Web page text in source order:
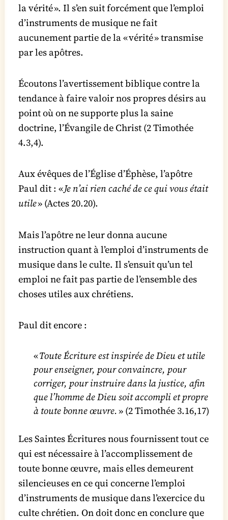
la vérité ». Il s’en suit forcément que l’emploi
d’instruments de musique ne fait
aucunement partie de la « vérité » transmise
par les apôtres.
Écoutons l’avertissement biblique contre la
tendance à faire valoir nos propres désirs au
point où on ne supporte plus la saine
doctrine, l’Évangile de Christ (2 Timothée
4.3,4).
Aux évêques de l’Église d’Éphèse, l’apôtre
Paul dit : «Je n’ai rien caché de ce qui vous était
utile» (Actes 20.20).
Mais l’apôtre ne leur donna aucune
instruction quant à l’emploi d’instruments de
musique dans le culte. Il s’ensuit qu’un tel
emploi ne fait pas partie de l’ensemble des
choses utiles aux chrétiens.
Paul dit encore :
«Toute Écriture est inspirée de Dieu et utile
pour enseigner, pour convaincre, pour
corriger, pour instruire dans la justice, afin
que l’homme de Dieu soit accompli et propre
à toute bonne œuvre.» (2 Timothée 3.16,17)
Les Saintes Écritures nous fournissent tout ce
qui est nécessaire à l’accomplissement de
toute bonne œuvre, mais elles demeurent
silencieuses en ce qui concerne l’emploi
d’instruments de musique dans l’exercice du
culte chrétien. On doit donc en conclure que